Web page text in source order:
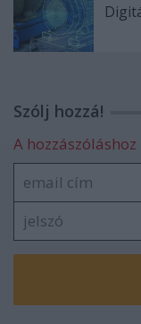
Szólj hozzá!
A